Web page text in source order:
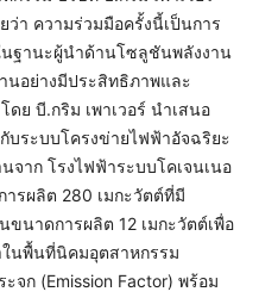
ว่า ความร่วมมือครั้งนี้เป็นการ
นฐานะผู้นำด้านโซลูชันพลังงาน
นอย่างมีประสิทธิภาพและ
ย บี.กริม เพาเวอร์ นำเสนอ
ระบบโครงข่ายไฟฟ้าอัจฉริยะ
จาก โรงไฟฟ้าระบบโคเจนเนอ
รผลิต 280 เมกะวัตต์ที่มี
ขนาดการผลิต 12 เมกะวัตต์เพื่อ
ในพื้นที่นิคมอุตสาหกรรม
จก (Emission Factor) พร้อม